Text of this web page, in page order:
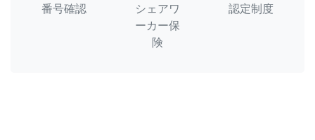
番号確認
シェアワ
ーカー保
険
認定制度